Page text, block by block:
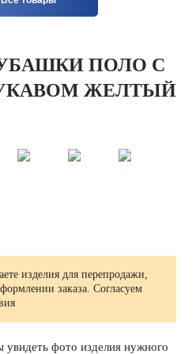
ПОЛО С
ЖЕЛТЫЙ
изделия для перепродажи,
заказа. Согласуем
фото изделия нужного